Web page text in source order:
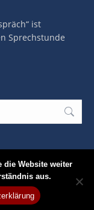
ist
Sprechstunde
Praxis Dr. M.
die Website weiter
aus.